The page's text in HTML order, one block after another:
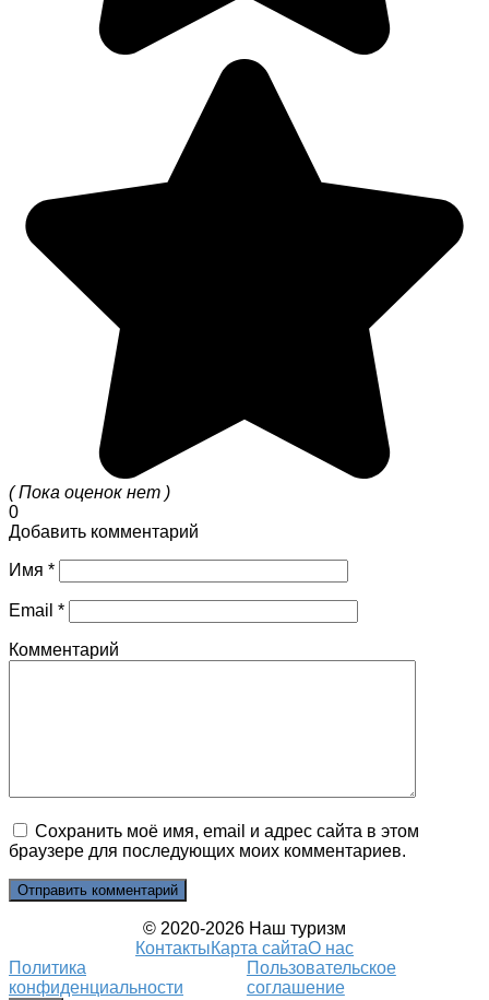
( Пока оценок нет )
0
Добавить комментарий
Имя *
Email *
Комментарий
Сохранить моё имя, email и адрес сайта в этом
браузере для последующих моих комментариев.
© 2020-2026 Наш туризм
КонтактыКарта сайтаО нас
Политика
конфиденциальности
Пользовательское
соглашение